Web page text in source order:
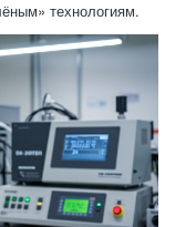
технологиям.